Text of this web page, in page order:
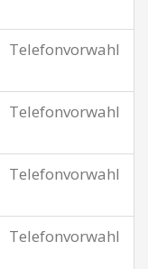
Telefonvorwahl
Telefonvorwahl
Telefonvorwahl
Telefonvorwahl